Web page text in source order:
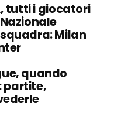
tutti i giocatori
Milan
quando
partite,